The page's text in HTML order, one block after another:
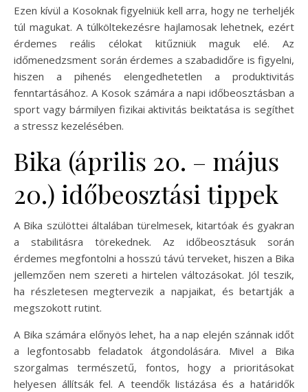
Ezen kívül a Kosoknak figyelniük kell arra, hogy ne terheljék
túl magukat. A túlköltekezésre hajlamosak lehetnek, ezért
érdemes reális célokat kitűzniük maguk elé. Az
időmenedzsment során érdemes a szabadidőre is figyelni,
hiszen a pihenés elengedhetetlen a produktivitás
fenntartásához. A Kosok számára a napi időbeosztásban a
sport vagy bármilyen fizikai aktivitás beiktatása is segíthet
a stressz kezelésében.
Bika (április 20. – május
20.) időbeosztási tippek
A Bika szülöttei általában türelmesek, kitartóak és gyakran
a stabilitásra törekednek. Az időbeosztásuk során
érdemes megfontolni a hosszú távú terveket, hiszen a Bika
jellemzően nem szereti a hirtelen változásokat. Jól teszik,
ha részletesen megtervezik a napjaikat, és betartják a
megszokott rutint.
A Bika számára előnyös lehet, ha a nap elején szánnak időt
a legfontosabb feladatok átgondolására. Mivel a Bika
szorgalmas természetű, fontos, hogy a prioritásokat
helyesen állítsák fel. A teendők listázása és a határidők